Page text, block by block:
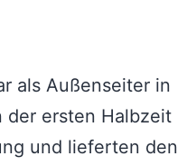
als Außenseiter in
der ersten Halbzeit
und lieferten den